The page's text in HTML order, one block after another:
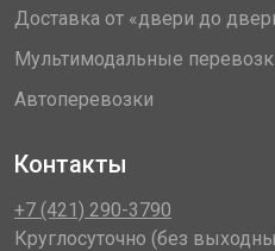
Доставка от «двери до
Мультимодальные
Автоперевозки
Контакты
+7 (421) 290-3790
Круглосуточно (без